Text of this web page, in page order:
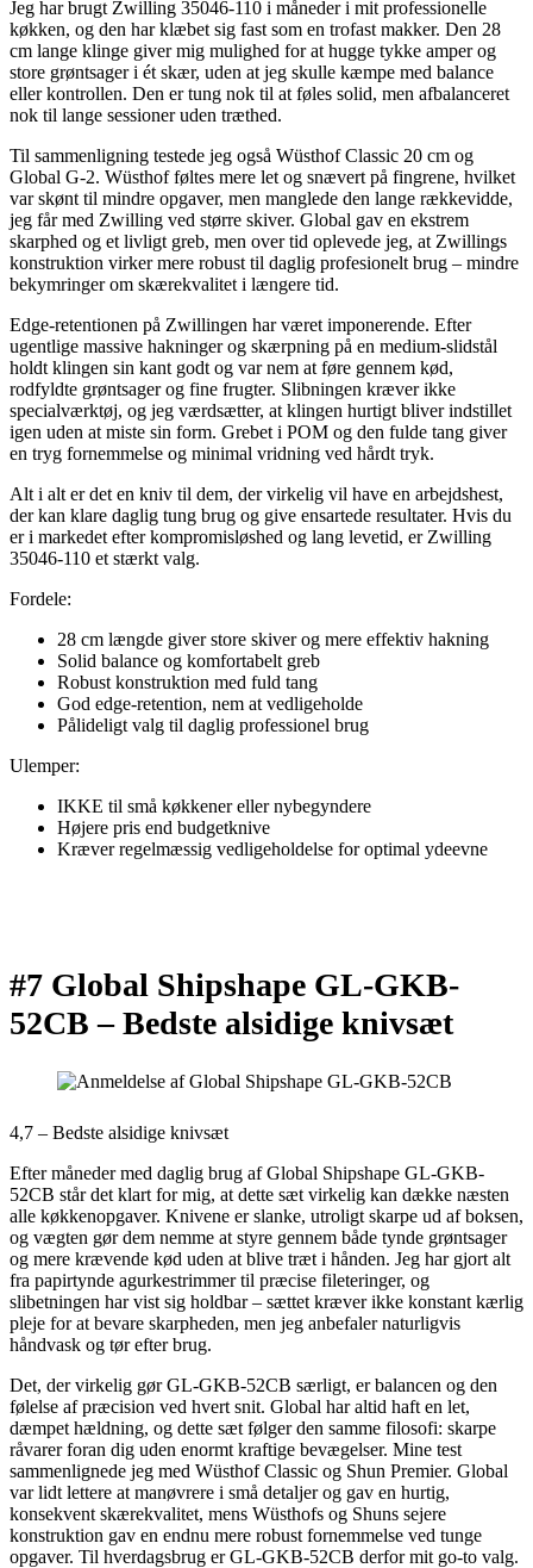
Jeg har brugt Zwilling 35046-110 i måneder i mit professionelle
køkken, og den har klæbet sig fast som en trofast makker. Den 28
cm lange klinge giver mig mulighed for at hugge tykke amper og
store grøntsager i ét skær, uden at jeg skulle kæmpe med balance
eller kontrollen. Den er tung nok til at føles solid, men afbalanceret
nok til lange sessioner uden træthed.
Til sammenligning testede jeg også Wüsthof Classic 20 cm og
Global G-2. Wüsthof føltes mere let og snævert på fingrene, hvilket
var skønt til mindre opgaver, men manglede den lange rækkevidde,
jeg får med Zwilling ved større skiver. Global gav en ekstrem
skarphed og et livligt greb, men over tid oplevede jeg, at Zwillings
konstruktion virker mere robust til daglig profesionelt brug – mindre
bekymringer om skærekvalitet i længere tid.
Edge-retentionen på Zwillingen har været imponerende. Efter
ugentlige massive hakninger og skærpning på en medium-slidstål
holdt klingen sin kant godt og var nem at føre gennem kød,
rodfyldte grøntsager og fine frugter. Slibningen kræver ikke
specialværktøj, og jeg værdsætter, at klingen hurtigt bliver indstillet
igen uden at miste sin form. Grebet i POM og den fulde tang giver
en tryg fornemmelse og minimal vridning ved hårdt tryk.
Alt i alt er det en kniv til dem, der virkelig vil have en arbejdshest,
der kan klare daglig tung brug og give ensartede resultater. Hvis du
er i markedet efter kompromisløshed og lang levetid, er Zwilling
35046-110 et stærkt valg.
Fordele:
28 cm længde giver store skiver og mere effektiv hakning
Solid balance og komfortabelt greb
Robust konstruktion med fuld tang
God edge-retention, nem at vedligeholde
Pålideligt valg til daglig professionel brug
Ulemper:
IKKE til små køkkener eller nybegyndere
Højere pris end budgetknive
Kræver regelmæssig vedligeholdelse for optimal ydeevne
#7 Global Shipshape GL-GKB-
52CB –Bedste alsidige knivsæt
4,7 – Bedste alsidige knivsæt
Efter måneder med daglig brug af Global Shipshape GL-GKB-
52CB står det klart for mig, at dette sæt virkelig kan dække næsten
alle køkkenopgaver. Knivene er slanke, utroligt skarpe ud af boksen,
og vægten gør dem nemme at styre gennem både tynde grøntsager
og mere krævende kød uden at blive træt i hånden. Jeg har gjort alt
fra papirtynde agurkestrimmer til præcise fileteringer, og
slibetningen har vist sig holdbar – sættet kræver ikke konstant kærlig
pleje for at bevare skarpheden, men jeg anbefaler naturligvis
håndvask og tør efter brug.
Det, der virkelig gør GL-GKB-52CB særligt, er balancen og den
følelse af præcision ved hvert snit. Global har altid haft en let,
dæmpet hældning, og dette sæt følger den samme filosofi: skarpe
råvarer foran dig uden enormt kraftige bevægelser. Mine test
sammenlignede jeg med Wüsthof Classic og Shun Premier. Global
var lidt lettere at manøvrere i små detaljer og gav en hurtig,
konsekvent skærekvalitet, mens Wüsthofs og Shuns sejere
konstruktion gav en endnu mere robust fornemmelse ved tunge
opgaver. Til hverdagsbrug er GL-GKB-52CB derfor mit go-to valg.